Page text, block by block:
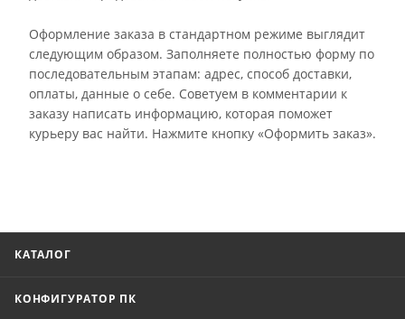
Оформление заказа в стандартном режиме выглядит
следующим образом. Заполняете полностью форму по
последовательным этапам: адрес, способ доставки,
оплаты, данные о себе. Советуем в комментарии к
заказу написать информацию, которая поможет
курьеру вас найти. Нажмите кнопку «Оформить заказ».
КАТАЛОГ
КОНФИГУРАТОР ПК